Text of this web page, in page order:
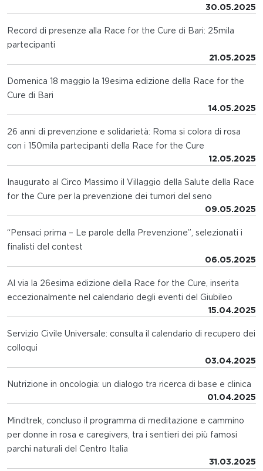
30.05.2025
Record di presenze alla Race for the Cure di Bari: 25mila
partecipanti
21.05.2025
Domenica 18 maggio la 19esima edizione della Race for the
Cure di Bari
14.05.2025
26 anni di prevenzione e solidarietà: Roma si colora di rosa
con i 150mila partecipanti della Race for the Cure
12.05.2025
Inaugurato al Circo Massimo il Villaggio della Salute della Race
for the Cure per la prevenzione dei tumori del seno
09.05.2025
“Pensaci prima – Le parole della Prevenzione”, selezionati i
finalisti del contest
06.05.2025
Al via la 26esima edizione della Race for the Cure, inserita
eccezionalmente nel calendario degli eventi del Giubileo
15.04.2025
Servizio Civile Universale: consulta il calendario di recupero dei
colloqui
03.04.2025
Nutrizione in oncologia: un dialogo tra ricerca di base e clinica
01.04.2025
Mindtrek, concluso il programma di meditazione e cammino
per donne in rosa e caregivers, tra i sentieri dei più famosi
parchi naturali del Centro Italia
31.03.2025